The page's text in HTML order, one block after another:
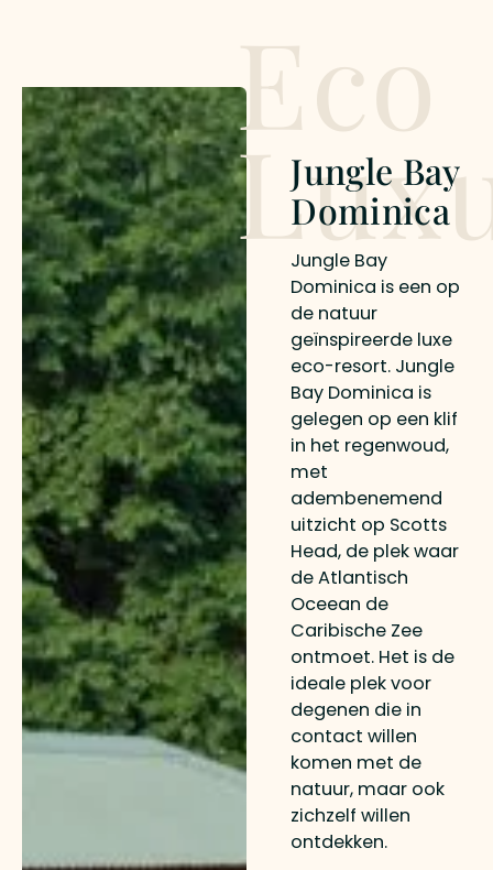
Eco
Jungle Bay
Dominica
Jungle Bay
Dominica is een op
de natuur
geïnspireerde luxe
eco-resort. Jungle
Bay Dominica is
gelegen op een klif
in het regenwoud,
met
adembenemend
uitzicht op Scotts
Head, de plek waar
de Atlantisch
Oceean de
Caribische Zee
ontmoet. Het is de
ideale plek voor
degenen die in
contact willen
komen met de
natuur, maar ook
zichzelf willen
ontdekken.